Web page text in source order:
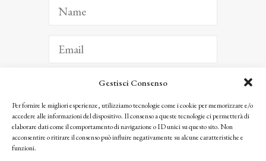
Gestisci Consenso
Per fornire le migliori esperienze, utilizziamo tecnologie come i cookie per memorizzare e/o
accedere alle informazioni del dispositivo. Il consenso a queste tecnologie ci permetterà di
elaborare dati come il comportamento di navigazione o ID unici su questo sito. Non
acconsentire o ritirare il consenso può influire negativamente su alcune caratteristiche e
funzioni.
ISCRIVITI
Facendo clic per iscriverti, riconosci che le tue informazioni saranno trattate
seguendo la nostra Privacy Policy
© 2025 Istituto Matteucci. All right reserved